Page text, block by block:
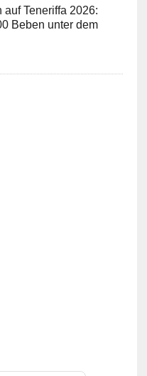
auf Teneriffa 2026:
Beben unter dem